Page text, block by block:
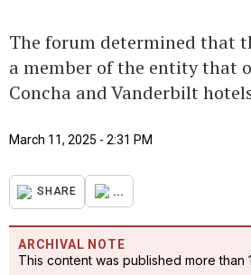
The forum determined that
a member of the entity that
Concha and Vanderbilt
March 11, 2025 - 2:31 PM
SHARE ...
ARCHIVAL NOTE
This content was published more than